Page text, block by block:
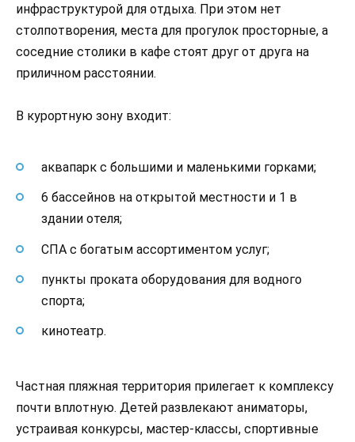
инфраструктурой для отдыха. При этом нет
столпотворения, места для прогулок просторные, а
соседние столики в кафе стоят друг от друга на
приличном расстоянии.
В курортную зону входит:
аквапарк с большими и маленькими горками;
6 бассейнов на открытой местности и 1 в
здании отеля;
СПА с богатым ассортиментом услуг;
пункты проката оборудования для водного
спорта;
кинотеатр.
Частная пляжная территория прилегает к комплексу
почти вплотную. Детей развлекают аниматоры,
устраивая конкурсы, мастер-классы, спортивные